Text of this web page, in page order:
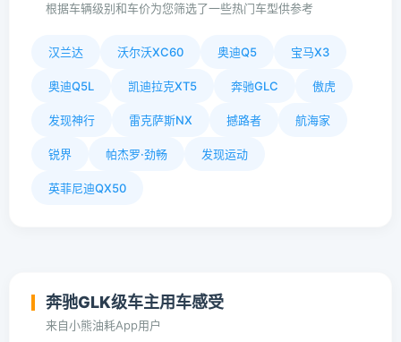
根据车辆级别和车价为您筛选了一些热门车型供参考
汉兰达 沃尔沃XC60 奥迪Q5 宝马X3
奥迪Q5L 凯迪拉克XT5 奔驰GLC 傲虎
发现神行 雷克萨斯NX 撼路者 航海家
锐界 帕杰罗·劲畅 发现运动
英菲尼迪QX50
奔驰GLK级车主用车感受
来自小熊油耗App用户